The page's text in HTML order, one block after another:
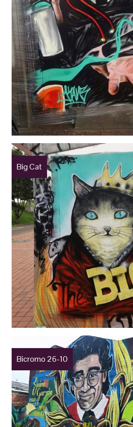
Big Cat
Bicromo 26-10